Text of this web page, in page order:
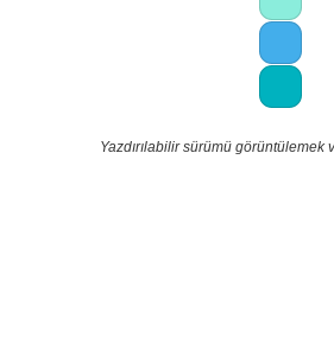
Yazdırılabilir sürümü